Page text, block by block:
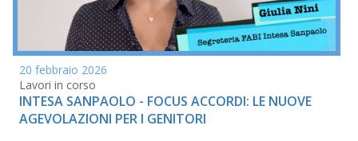
20 febbraio 2026
Lavori in corso
INTESA SANPAOLO - FOCUS ACCORDI: LE NUOVE
AGEVOLAZIONI PER I GENITORI